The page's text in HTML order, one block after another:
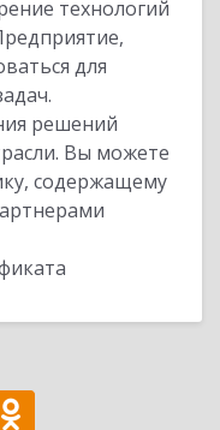
технологий
для
решений
Вы можете
содержащему